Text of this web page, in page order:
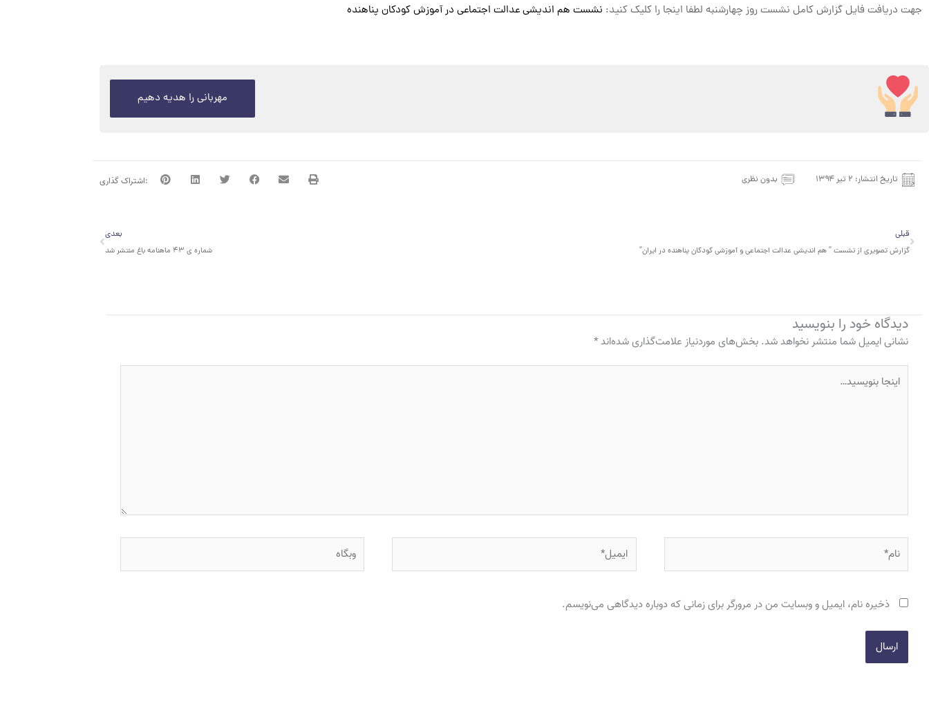
جهت دریافت فایل گزارش کامل نشست روز چهارشنبه لطفا اینجا را کلیک کنید: نشست هم اندیشی عدالت اجتماعی در آموزش کودکان پناهنده
مهربانی را هدیه دهیم
تاریخ انتشار: ۲ تیر ۱۳۹۴ بدون نظری
قبلی
قبلی
گزارش تصویری از نشست ” هم اندیشی عدالت اجتماعی و آموزشی کودکان پناهنده در ایران”
بعدی
شماره ی ۴۳ ماهنامه باغ منتشر شد
دیدگاه‌ خود را بنویسید
نشانی ایمیل شما منتشر نخواهد شد. بخش‌های موردنیاز علامت‌گذاری شده‌اند*
بنویسید…
وبگاه
ذخیره نام، ایمیل و وبسایت من در مرورگر برای زمانی که دوباره دیدگاهی می‌نویسم.